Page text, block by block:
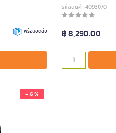
พร้อมจัดส่ง
รหัสสินค้า 4093070
฿ 8,290.00
- 6 %